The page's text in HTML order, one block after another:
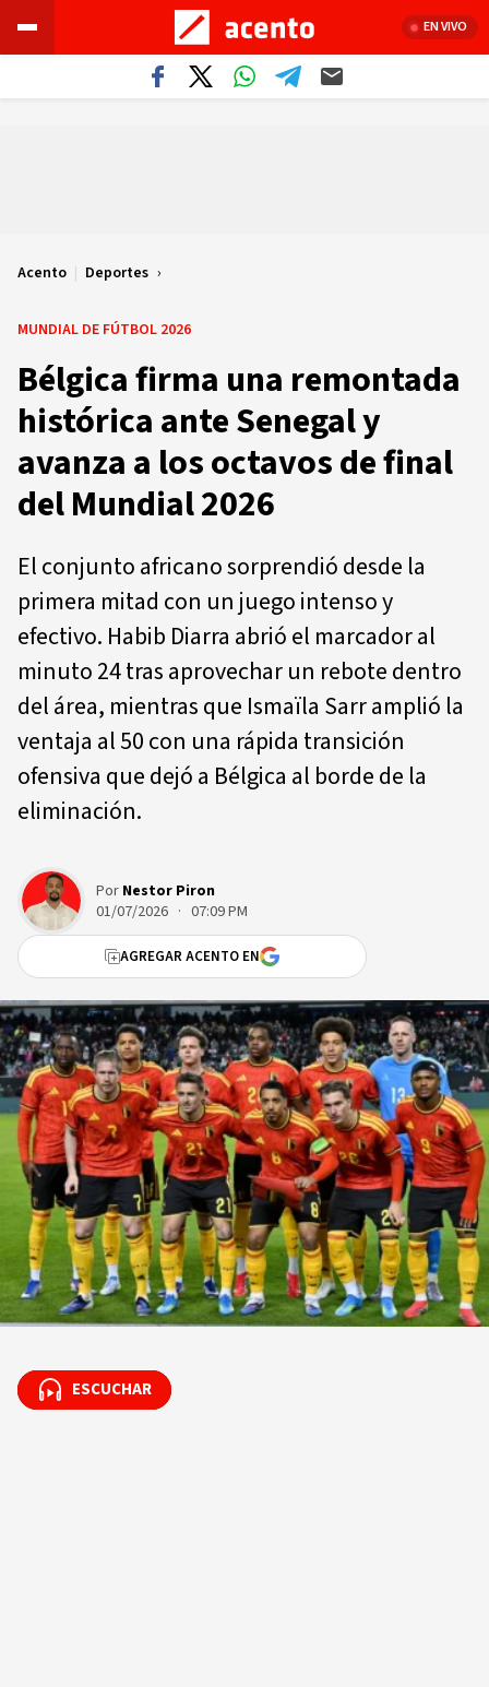
EN VIVO
Acento | Deportes
MUNDIAL DE FÚTBOL 2026
Bélgica firma una remontada
histórica ante Senegal y
avanza a los octavos de final
del Mundial 2026
El conjunto africano sorprendió desde la
primera mitad con un juego intenso y
efectivo. Habib Diarra abrió el marcador al
minuto 24 tras aprovechar un rebote dentro
del área, mientras que Ismaïla Sarr amplió la
ventaja al 50 con una rápida transición
ofensiva que dejó a Bélgica al borde de la
eliminación.
Por Nestor Piron
01/07/2026 · 07:09 PM
AGREGAR ACENTO EN
ESCUCHAR
ESCUCHAR